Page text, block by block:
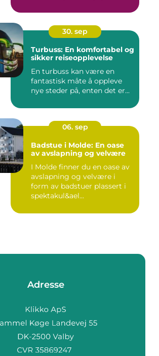
30. sep
Turbuss: En komfortabel og
sikker reiseopplevelse
En turbuss kan være en
fantastisk måte å oppleve
nye steder på, enten det er...
06. sep
Badstue i Molde: En oase
av avslapning og velvære
I Molde finner du en oase av
avslapning og velvære i
form av badstuer plassert i
spektakul&ael...
Adresse